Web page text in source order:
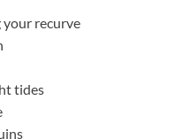
your recurve
tides